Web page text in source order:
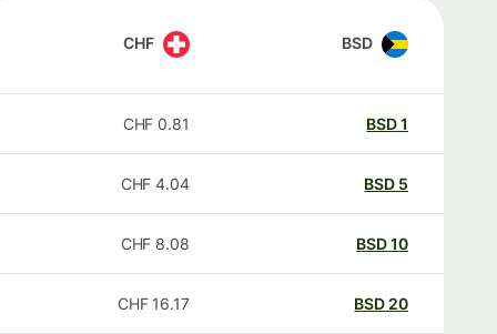
BSD
CHF
BSD
0.81
CHF
BSD
4.04
CHF
BSD
8.08
CHF
20
BSD
16.17
CHF